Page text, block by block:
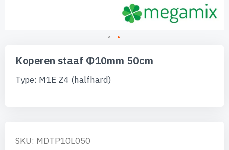
naar
begin
Koperen staaf Φ10mm 50cm
Type: M1E Z4 (halfhard)
SKU: MDTP10L050